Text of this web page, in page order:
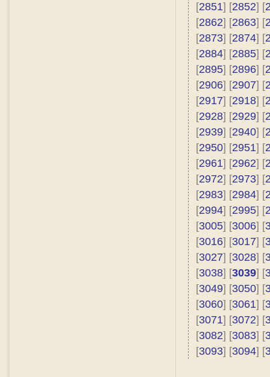
[2851] [2852] [
[2862] [2863] [
[2873] [2874] [
[2884] [2885] [
[2895] [2896] [
[2906] [2907] [
[2917] [2918] [
[2928] [2929] [
[2939] [2940] [
[2950] [2951] [
[2961] [2962] [
[2972] [2973] [
[2983] [2984] [
[2994] [2995] [
[3005] [3006] [
[3016] [3017] [
[3027] [3028] [
[3038] [3039] [
[3049] [3050] [
[3060] [3061] [
[3071] [3072] [
[3082] [3083] [
[3093] [3094] [